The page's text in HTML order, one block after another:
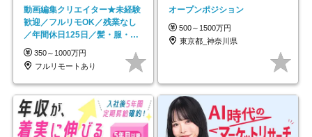
動画編集クリエイター★未経験
歓迎／フルリモOK／残業なし
／年間休日125日／髪・服・ネ
イル自由／研修充実で安心
350～1000万円
フルリモートあり
オープンポジション
500～1500万円
東京都_神奈川県